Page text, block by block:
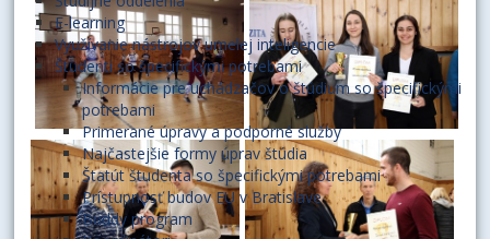
E-learning
Využívanie nástrojov umelej inteligencie
Študenti so špecifickými potrebami
Informácie pre uchádzačov o štúdium so špecifickými
potrebami
Primerané úpravy a podporné služby
Najčastejšie formy úprav štúdia
Štatút študenta so špecifickými potrebami
Prístupnosť budov EU v Bratislave
Buddy program